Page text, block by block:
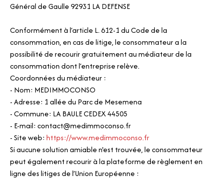
Général de Gaulle 92931 LA DEFENSE
Conformément à l’article L. 612-1 du Code de la
consommation, en cas de litige, le consommateur a la
possibilité de recourir gratuitement au médiateur de la
consommation dont l’entreprise relève.
Coordonnées du médiateur :
- Nom: MEDIMMOCONSO
- Adresse: 1 allée du Parc de Mesemena
- Commune: LA BAULE CEDEX 44505
- E-mail: contact@medimmoconso.fr
- Site web:https://www.medimmoconso.fr
Si aucune solution amiable n'est trouvée, le consommateur
peut également recourir à la plateforme de règlement en
ligne des litiges de l’Union Européenne :